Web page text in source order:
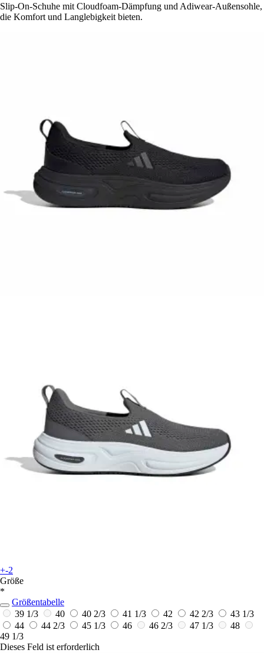
Slip-On-Schuhe mit Cloudfoam-Dämpfung und Adiwear-Außensohle,
die Komfort und Langlebigkeit bieten.
+-2
Größe
*
Größentabelle
39 1/3
40 40 2/3 41 1/3 42 42 2/3
43 1/3
44
44 2/3 45 1/3 46 46 2/3 47 1/3
48
49 1/3
Dieses Feld ist erforderlich